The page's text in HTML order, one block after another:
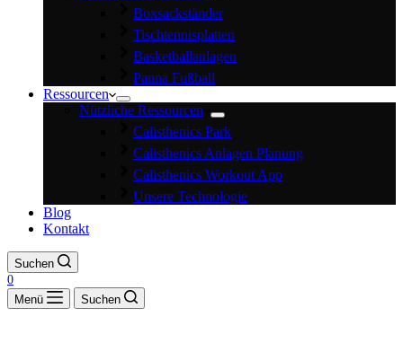
Boxsackständer
Tischtennisplatten
Basketballanlagen
Panna Fußball
Ressourcen
Nützliche Ressourcen
Calisthenics Park
Calisthenics Anlagen Planung
Calisthenics Workout App
Unsere Technologie
Blog
Kontakt
Suchen
0
Menü
Suchen